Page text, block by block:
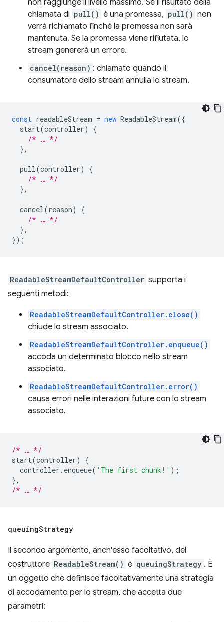
non raggiunge il livello massimo. Se il risultato della
chiamata di pull() è una promessa, pull() non
verrà richiamato finché la promessa non sarà
mantenuta. Se la promessa viene rifiutata, lo
stream genererà un errore.
cancel(reason) : chiamato quando il
consumatore dello stream annulla lo stream.
const readableStream = new ReadableStream({
start(controller)
{
/* … */
},
pull(controller)
{
/* … */
},
cancel(reason)
{
/* … */
},
});
ReadableStreamDefaultController supporta i
seguenti metodi:
ReadableStreamDefaultController.close()
chiude lo stream associato.
ReadableStreamDefaultController.enqueue()
accoda un determinato blocco nello stream
associato.
ReadableStreamDefaultController.error()
causa errori nelle interazioni future con lo stream
associato.
/* … */
start(controller)
{
controller . enqueue( 'The first chunk!' );
},
/* … */
queuingStrategy
Il secondo argomento, anch'esso facoltativo, del
costruttore ReadableStream() è queuingStrategy . È
un oggetto che definisce facoltativamente una strategia
di accodamento per lo stream, che accetta due
parametri: